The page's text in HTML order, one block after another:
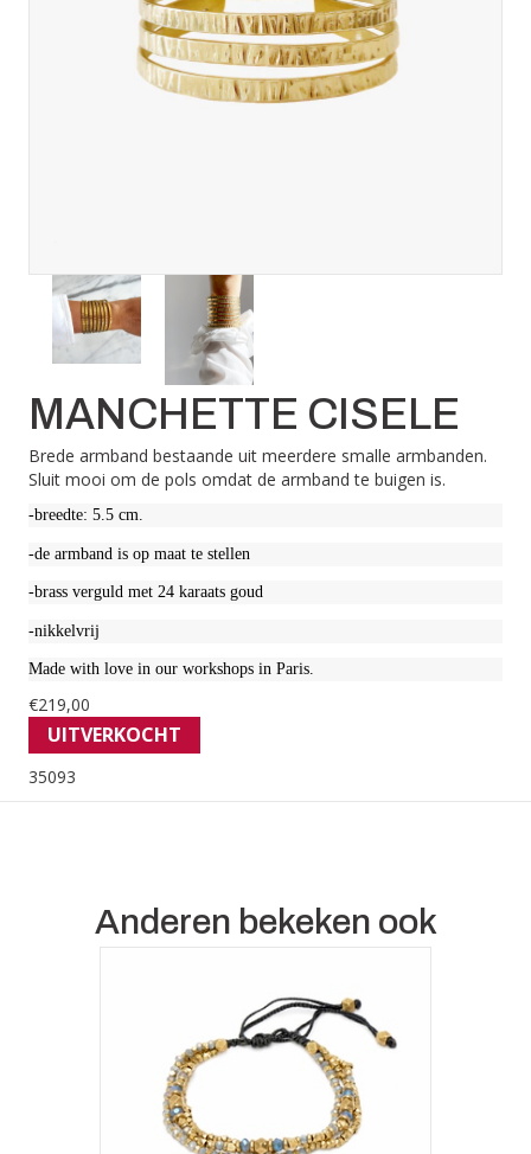
MANCHETTE CISELE
Brede armband bestaande uit meerdere smalle armbanden.
Sluit mooi om de pols omdat de armband te buigen is.
-breedte: 5.5 cm.
-de armband is op maat te stellen
-brass verguld met 24 karaats goud
-nikkelvrij
Made with love in our workshops in Paris.
€219,00
UITVERKOCHT
35093
Anderen bekeken ook